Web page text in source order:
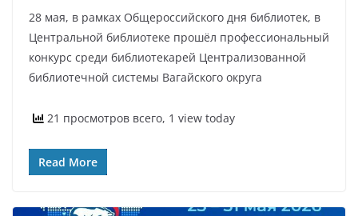
28 мая, в рамках Общероссийского дня библиотек, в
Центральной библиотеке прошёл профессиональный
конкурс среди библиотекарей Централизованной
библиотечной системы Вагайского округа
21 просмотров всего, 1 view today
Read More